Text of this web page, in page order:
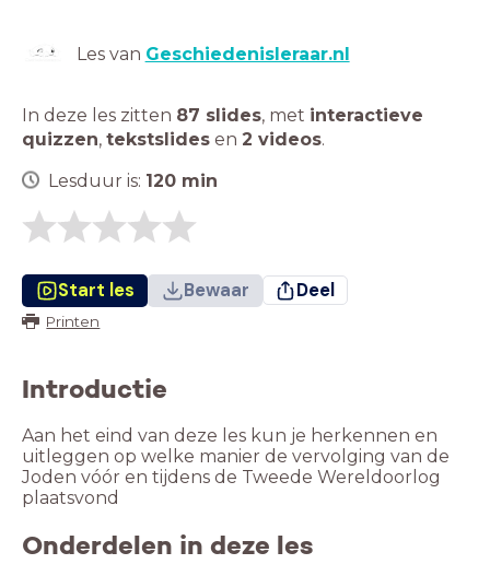
Les van Geschiedenisleraar.nl
In deze les zitten 87 slides, met interactieve
quizzen, tekstslides en 2 videos.
Lesduur is: 120 min
Start les Bewaar Deel
Printen
Introductie
Aan het eind van deze les kun je herkennen en
uitleggen op welke manier de vervolging van de
Joden vóór en tijdens de Tweede Wereldoorlog
plaatsvond
Onderdelen in deze les